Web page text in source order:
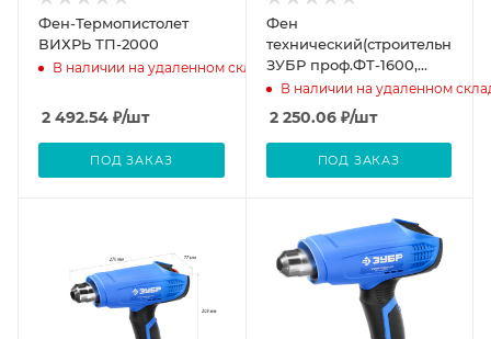
Фен-Термопистолет
ВИХРЬ ТП-2000
В наличии на удаленном складе
2 492.54 ₽/шт
ПОД ЗАКАЗ
Фен
технический(строительный)
ЗУБР проф.ФТ-1600,
3насадки,2реж,
мин,550гр/550л/мин
В наличии на удаленном
2 250.06₽/шт
ПОД ЗАКАЗ